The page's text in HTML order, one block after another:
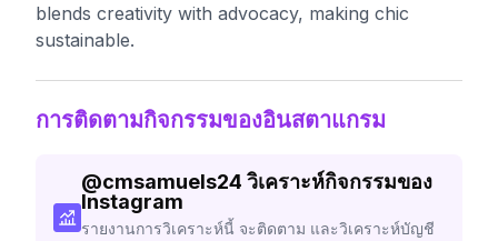
blends creativity with advocacy, making chic
sustainable.
การติดตามกิจกรรมของอินสตาแกรม
@cmsamuels24 วิเคราะห์กิจกรรมของ
Instagram
รายงานการวิเคราะห์นี้ จะติดตาม และวิเคราะห์บัญชี